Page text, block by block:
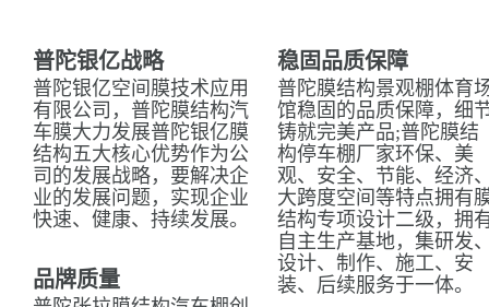
普陀银亿战略
普陀银亿空间膜技术应用
有限公司，普陀膜结构汽
车膜大力发展普陀银亿膜
结构五大核心优势作为公
司的发展战略，要解决企
业的发展问题，实现企业
快速、健康、持续发展。
品牌质量
稳固品质保障
普陀膜结构景观棚体育
馆稳固的品质保障，细
铸就完美产品;普陀膜结
构停车棚厂家环保、美
观、安全、节能、经济
大跨度空间等特点拥有
结构专项设计二级，拥
自主生产基地，集研发
设计、制作、施工、安
装、后续服务于一体。